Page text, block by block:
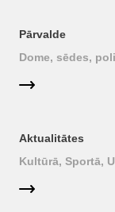
Pārvalde
Dome, sēdes,
Aktualitātes
Kultūrā, Sportā,